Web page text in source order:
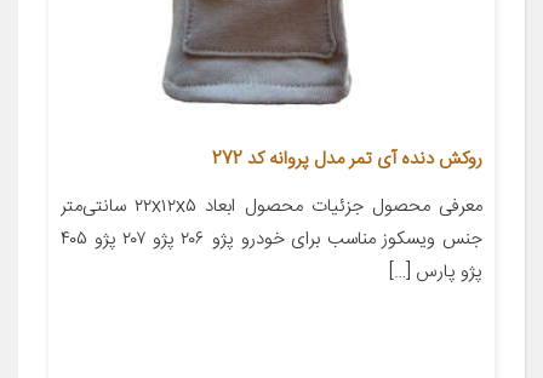
روکش دنده آی تمر مدل پروانه کد 272
معرفی محصول جزئیات محصول ابعاد ۲۲x۱۲x۵ سانتی‌متر
جنس ویسکوز مناسب برای خودرو پژو ۲۰۶ پژو ۲۰۷ پژو ۴۰۵
پژو پارس […]